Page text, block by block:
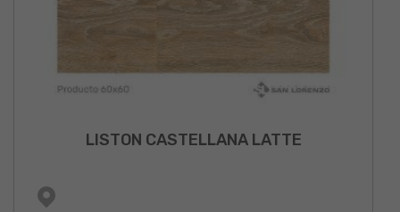
LISTON CASTELLANA LATTE